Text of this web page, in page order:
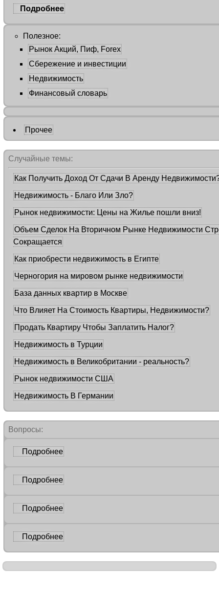
Подробнее
Полезное:
Рынок Акций, Пиф, Forex
Сбережение и инвестиции
Недвижимость
Финансовый словарь
Прочее
Случайные темы:
Как Получить Доход От Сдачи В Аренду
Недвижимость - Благо Или Зло?
Рынок недвижимости: Цены на Жилье пошли вниз!
Объем Сделок На Вторичном Рынке Недвижимости
Сокращается
Как приобрести недвижимость в Египте
Черногория на мировом рынке недвижимости
База данных квартир в Москве
Что Влияет На Стоимость Квартиры, Недвижимости?
Продать Квартиру Чтобы Заплатить Налог?
Недвижимость в Турции
Недвижимость в Великобритании - реальность?
Рынок недвижимости США
Недвижимость В Германии
Вопросы:
Подробнее
Подробнее
Подробнее
Подробнее